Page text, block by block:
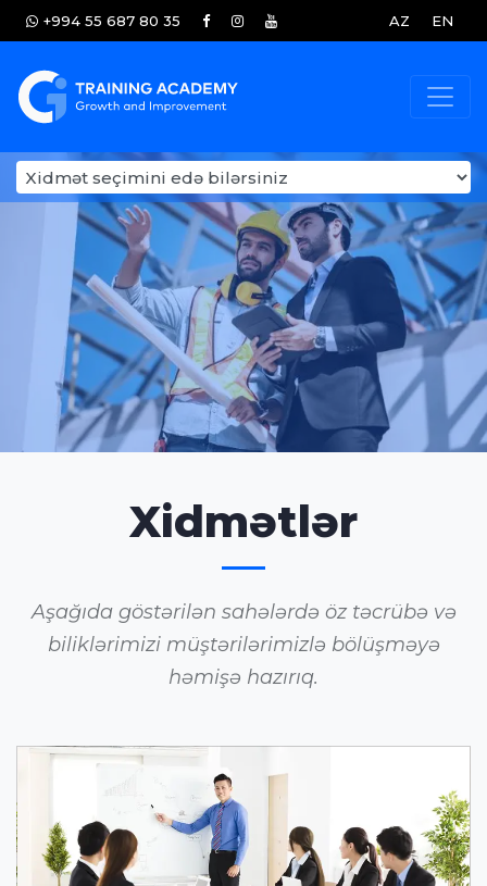
+994 55 687 80 35 AZ EN
Xidmətlər
Aşağıda göstərilən sahələrdə öz təcrübə və
biliklərimizi müştərilərimizlə bölüşməyə
həmişə hazırıq.